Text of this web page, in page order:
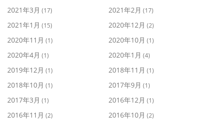
2021年3月 (17) 2021年2月 (17)
2021年1月 (15) 2020年12月 (2)
2020年11月 (1) 2020年10月 (1)
2020年4月 (1) 2020年1月 (4)
2019年12月 (1) 2018年11月 (1)
2018年10月 (1) 2017年9月 (1)
2017年3月 (1) 2016年12月 (1)
2016年11月 (2) 2016年10月 (2)